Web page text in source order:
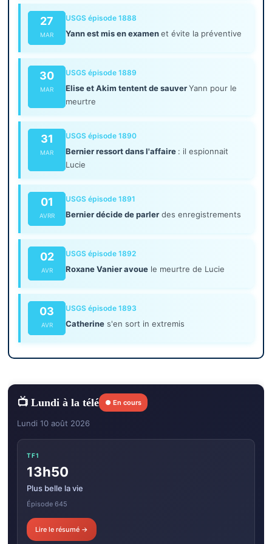
27
MAR
USGS épisode 1888
Yann est mis en examenet évite la préventive
30
MAR
USGS épisode 1889
Elise et Akim tentent de sauverYann pour le
meurtre
31
MAR
USGS épisode 1890
Bernier ressort dans l'affaire : il espionnait
Lucie
01
AVRR
USGS épisode 1891
Bernier décide de parler des enregistrements
02
AVR
USGS épisode 1892
Roxane Vanier avoue le meurtre de Lucie
03
AVR
USGS épisode 1893
Catherine s'en sort in extremis
📺 Lundi à la télé ● En cours
Lundi 10 août 2026
TF1
13h50
Plus belle la vie
Épisode 645
Lire le résumé →